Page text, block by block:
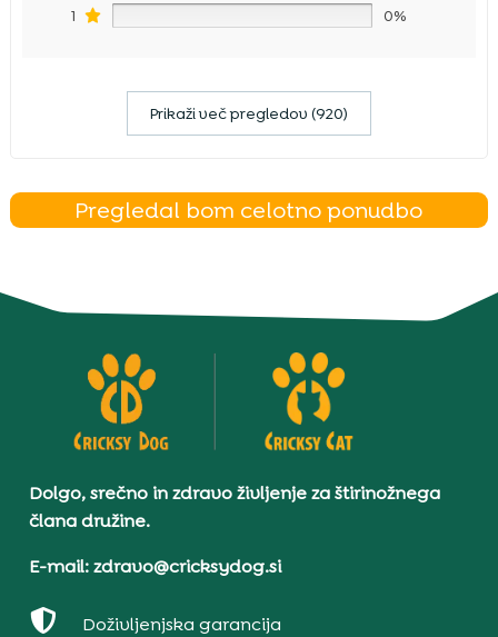
1 0%
Prikaži več pregledov (920)
Pregledal bom celotno ponudbo
Dolgo, srečno in zdravo življenje za štirinožnega
člana družine.
E-mail: zdravo@cricksydog.si
 Doživljenjska garancija